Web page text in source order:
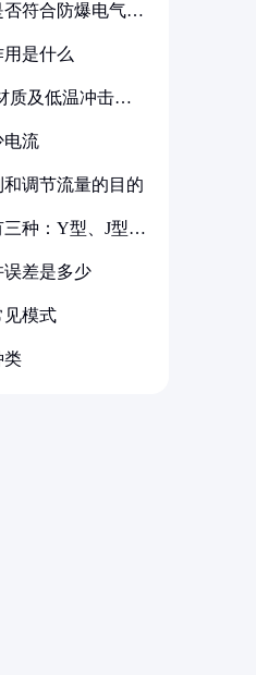
符合防爆电气设
是什么
质及低温冲击要
电流
调节流量的目的
种：Y型、J型、
差是多少
见模式
类